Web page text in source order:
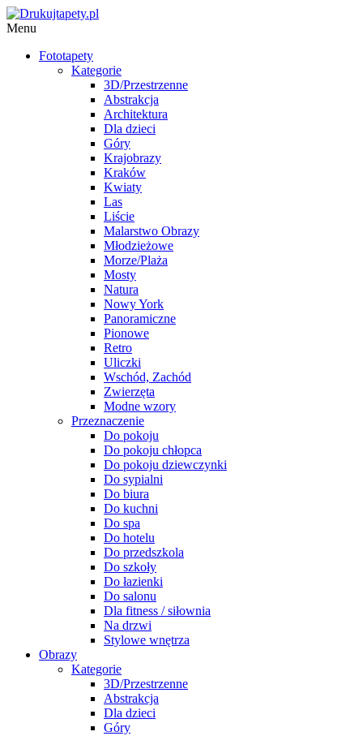
Menu
Fototapety
Kategorie
3D/Przestrzenne
Abstrakcja
Architektura
Dla dzieci
Góry
Krajobrazy
Kraków
Kwiaty
Las
Liście
Malarstwo Obrazy
Młodzieżowe
Morze/Plaża
Mosty
Natura
Nowy York
Panoramiczne
Pionowe
Retro
Uliczki
Wschód, Zachód
Zwierzęta
Modne wzory
Przeznaczenie
Do pokoju
Do pokoju chłopca
Do pokoju dziewczynki
Do sypialni
Do biura
Do kuchni
Do spa
Do hotelu
Do przedszkola
Do szkoły
Do łazienki
Do salonu
Dla fitness / siłownia
Na drzwi
Stylowe wnętrza
Obrazy
Kategorie
3D/Przestrzenne
Abstrakcja
Dla dzieci
Góry